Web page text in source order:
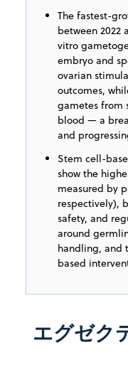
The fastest-
between 2022
vitro
embryo and
ovarian
outcomes,
gametes from
blood — a
and
Stem cell-
show the
measured by
respectively),
safety, and
around
handling, and
based
エグゼク